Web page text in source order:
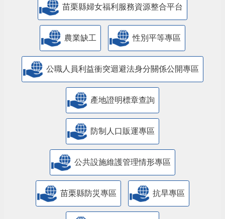
苗栗縣婦女福利服務資源整合平台
農業缺工 性別平等專區
公職人員利益衝突迴避法身分關係公開專區
產地證明標章查詢
防制人口販運專區
​公共設施維護管理情形專區
苗栗縣防災專區 抗旱專區